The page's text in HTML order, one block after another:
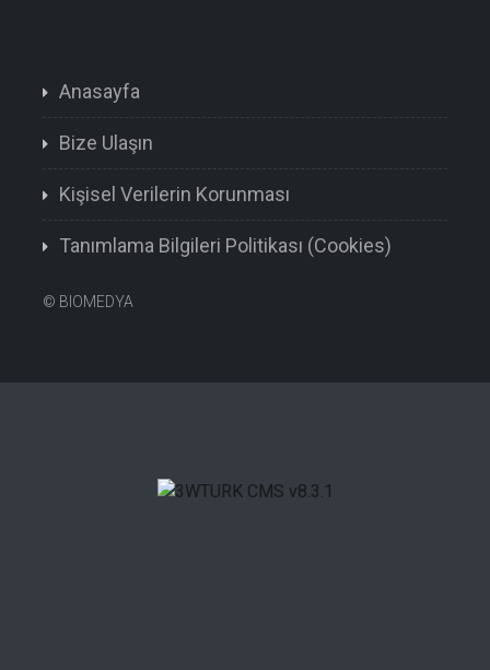
Anasayfa
Bize Ulaşın
Kişisel Verilerin Korunması
Tanımlama Bilgileri Politikası (Cookies)
© BIOMEDYA